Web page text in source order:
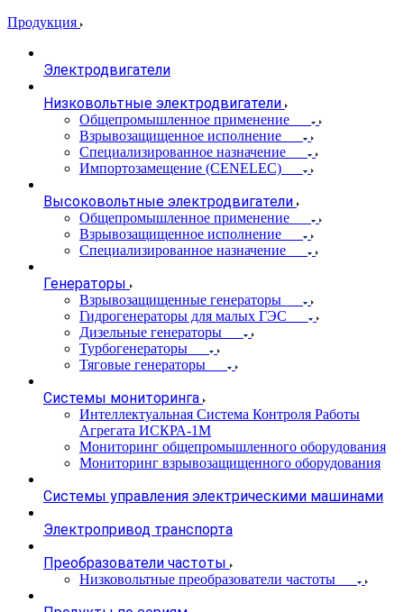
Продукция
Электродвигатели
Низковольтные электродвигатели
Общепромышленное применение
Взрывозащищенное исполнение
Специализированное назначение
Импортозамещение (CENELEC)
Высоковольтные электродвигатели
Общепромышленное применение
Взрывозащищенное исполнение
Специализированное назначение
Генераторы
Взрывозащищенные генераторы
Гидрогенераторы для малых ГЭС
Дизельные генераторы
Турбогенераторы
Тяговые генераторы
Системы мониторинга
Интеллектуальная Система Контроля Работы
Агрегата ИСКРА-1М
Мониторинг общепромышленного оборудования
Мониторинг взрывозащищенного оборудования
Системы управления электрическими машинами
Электропривод транспорта
Преобразователи частоты
Низковольтные преобразователи частоты